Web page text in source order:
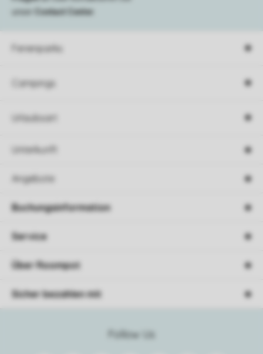
Ferienparks
Campings
Urlaubsart
Unterkunft
Angebote
unser
Contact Center
Follow Us
Buchungsinformation
Service
Über Roompot
Sicher bezahlen mit